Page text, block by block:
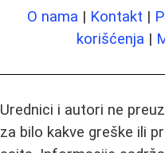
O nama | Kontakt |
korišćenja |
Urednici i autori ne
za bilo kakve greške ili